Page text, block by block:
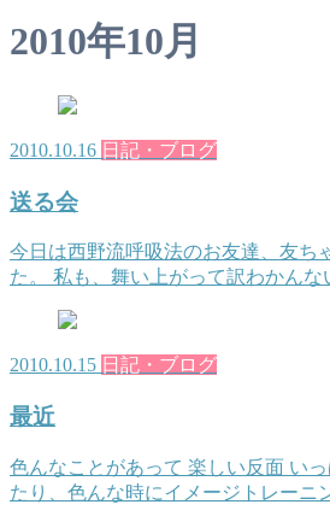
2010年10月
2010.10.16 日記・ブログ
送る会
今日は西野流呼吸法のお友達、友ち
た。 私も、舞い上がって訳わかん
2010.10.15 日記・ブログ
最近
色んなことがあって 楽しい反面 い
たり、色んな時にイメージトレー